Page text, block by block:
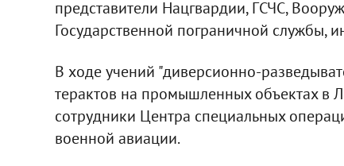
представители Нацгвардии, ГСЧС,
Государственной пограничной службы,
В ходе учений "диверсионно-
терактов на промышленных объектах в
сотрудники Центра специальных
военной авиации.